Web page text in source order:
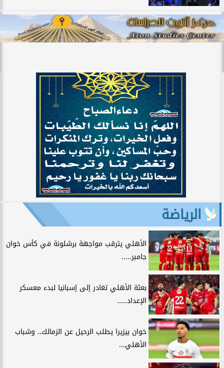
الرياضة
الأهلي يترقب مواجهة برشلونة في كأس خوان
جامبر.....
بعثة الأهلي تغادر إلى إسبانيا لبدء معسكر
الإعداد.....
خوان بيزيرا يطلب الرحيل عن الزمالك.. وشباب
الأهلي...